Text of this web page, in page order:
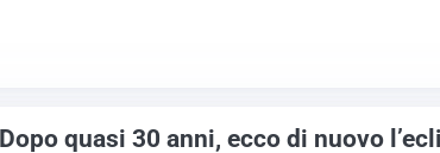
Dopo quasi 30 anni, ecco di nuovo